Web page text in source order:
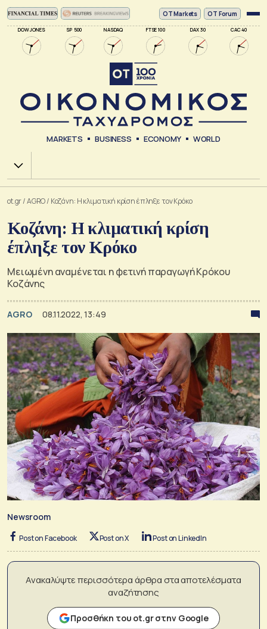
DOW JONES SP 500 NASDAQ FTSE 100 DAX 30 CAC 40
ΟΤ Markets OT Forum
MARKETS BUSINESS ECONOMY WORLD
Χ.Α.
ot.gr/AGRO/ Κοζάνη: Η κλιματική κρίση έπληξε τον Κρόκο
Κοζάνη: Η κλιματική κρίση
έπληξε τον Κρόκο
Μειωμένη αναμένεται η φετινή παραγωγή Κρόκου
Κοζάνης
AGRO 08.11.2022, 13:49
Newsroom
Post on Facebook Post on X Post on LinkedIn
Ανακαλύψτε περισσότερα άρθρα στα αποτελέσματα
αναζήτησης
Προσθήκη του ot.gr στην Google